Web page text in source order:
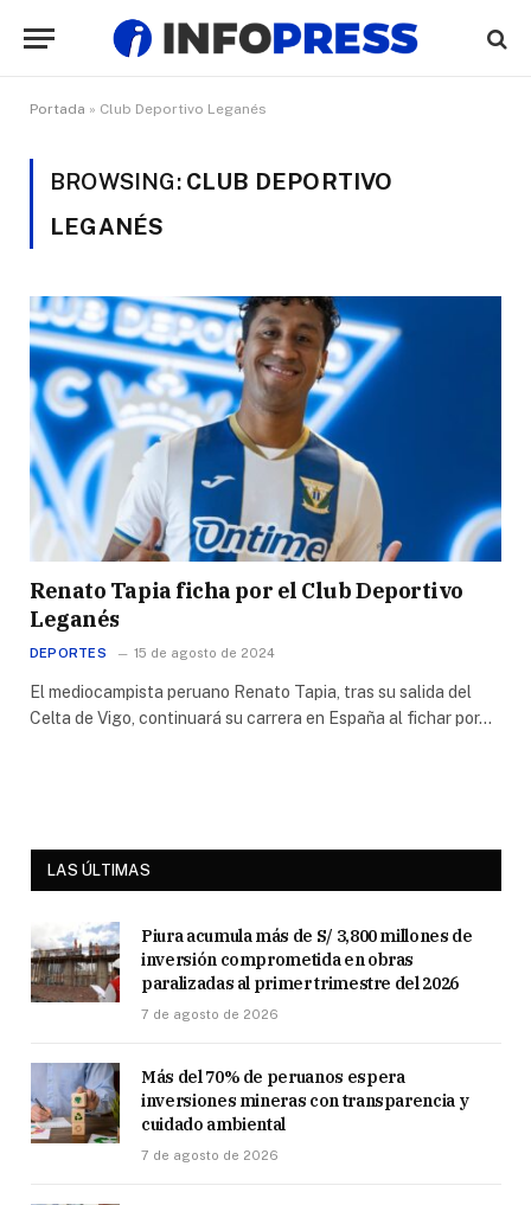
Portada » Club Deportivo Leganés
BROWSING: CLUB DEPORTIVO
LEGANÉS
Renato Tapia ficha por el Club Deportivo
Leganés
DEPORTES 15 de agosto de 2024
El mediocampista peruano Renato Tapia, tras su salida del
Celta de Vigo, continuará su carrera en España al fichar por…
LAS ÚLTIMAS
Piura acumula más de S/ 3,800 millones de
inversión comprometida en obras
paralizadas al primer trimestre del 2026
7 de agosto de 2026
Más del 70% de peruanos espera
inversiones mineras con transparencia y
cuidado ambiental
7 de agosto de 2026